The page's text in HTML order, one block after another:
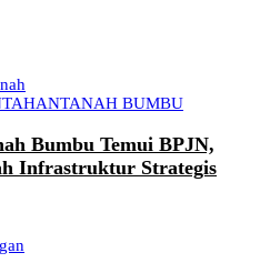
TANAH BUMBU
Bumbu Temui BPJN,
Infrastruktur Strategis